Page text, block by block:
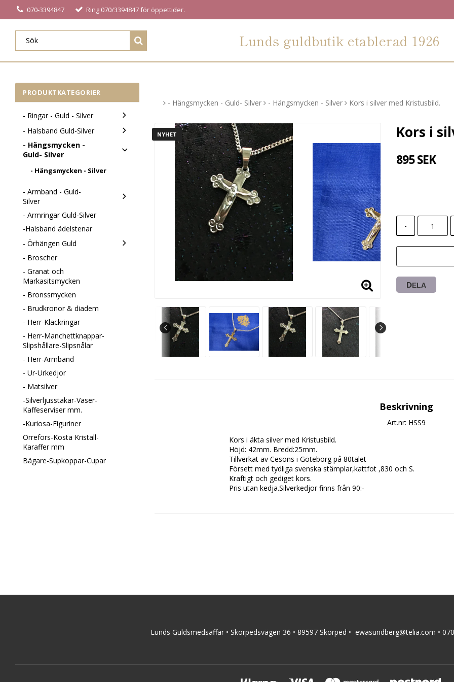
070-3394847 Ring 070/3394847 för öppettider.
Lunds guldbutik etablerad 1926
PRODUKTKATEGORIER
- Ringar - Guld - Silver
- Halsband Guld-Silver
- Hängsmycken -
Guld- Silver
- Hängsmycken - Silver
- Armband - Guld-
Silver
- Armringar Guld-Silver
-Halsband ädelstenar
- Örhängen Guld
- Broscher
- Granat och
Markasitsmycken
- Bronssmycken
- Brudkronor & diadem
- Herr-Klackringar
- Herr-Manchettknappar-
Slipshållare-Slipsnålar
- Herr-Armband
- Ur-Urkedjor
- Matsilver
-Silverljusstakar-Vaser-
Kaffeserviser mm.
-Kuriosa-Figuriner
Orrefors-Kosta Kristall-
Karaffer mm
Bägare-Supkoppar-Cupar
- Hängsmycken - Guld- Silver - Hängsmycken - Silver Kors i silver med Kristusbild.
NYHET Kors i
895 SEK
-
DELA
Beskrivning
Art.nr: HSS9
Kors i äkta silver med Kristusbild.
Höjd: 42mm. Bredd:25mm.
Tillverkat av Cesons i Göteborg på 80talet
Försett med tydliga svenska stämplar,kattfot ,830 och S.
Kraftigt och gediget kors.
Pris utan kedja.Silverkedjor finns från 90:-
Lunds Guldsmedsaffär • Skorpedsvägen 36 • 89597 Skorped • ewasundberg@telia.com •